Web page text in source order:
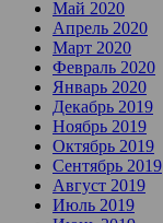
Май 2020
Апрель 2020
Март 2020
Февраль 2020
Январь 2020
Декабрь 2019
Ноябрь 2019
Октябрь 2019
Сентябрь 2019
Август 2019
Июль 2019